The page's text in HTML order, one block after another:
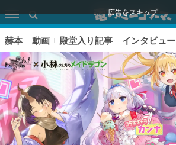
広告をスキップ
赫本 動画 殿堂入り記事 インタビュー